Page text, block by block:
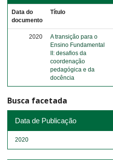
Data do
documento
Título
2020
A transição para o
Ensino Fundamental
II: desafios da
coordenação
pedagógica e da
docência
Busca facetada
Data de Publicação
2020